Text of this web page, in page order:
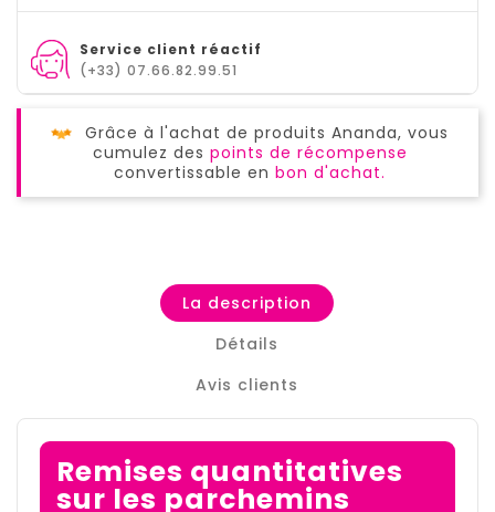
Service client réactif
(+33) 07.66.82.99.51
Grâce à l'achat de produits Ananda, vous
cumulez des points de récompense
convertissable en bon d'achat.
La description
Détails
Avis clients
Remises quantitatives
sur les parchemins